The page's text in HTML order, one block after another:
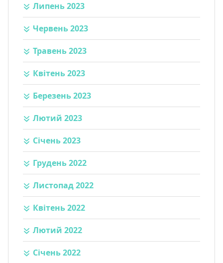
Липень 2023
Червень 2023
Травень 2023
Квітень 2023
Березень 2023
Лютий 2023
Січень 2023
Грудень 2022
Листопад 2022
Квітень 2022
Лютий 2022
Січень 2022